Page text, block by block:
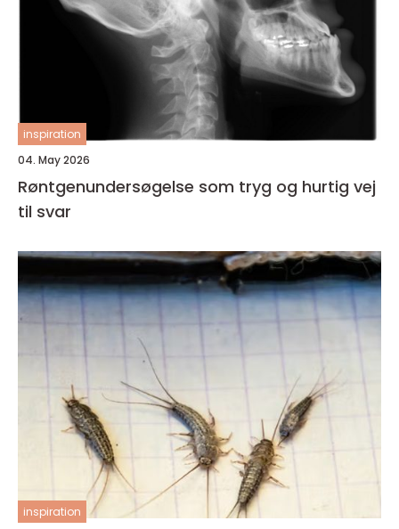
inspiration
04. May 2026
Røntgenundersøgelse som tryg og hurtig vej
til svar
inspiration